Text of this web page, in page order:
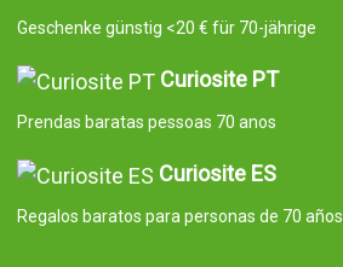
Geschenke günstig <20 € für 70-jährige
Curiosite PT
Prendas baratas pessoas 70 anos
Curiosite ES
Regalos baratos para personas de 70 años